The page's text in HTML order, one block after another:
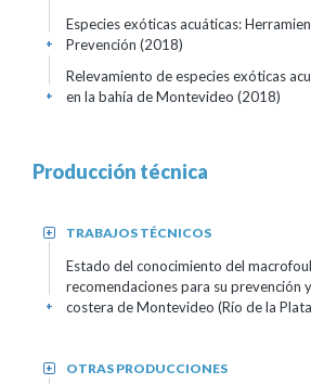
Especies exóticas acuáticas:
Prevención (2018)
+
Relevamiento de especies exóticas
en la bahía de Montevideo (2018)
+
Producción técnica
TRABAJOS TÉCNICOS
+
Estado del conocimiento del
recomendaciones para su prevención
costera de Montevideo (Río de la
+
OTRAS PRODUCCIONES
+